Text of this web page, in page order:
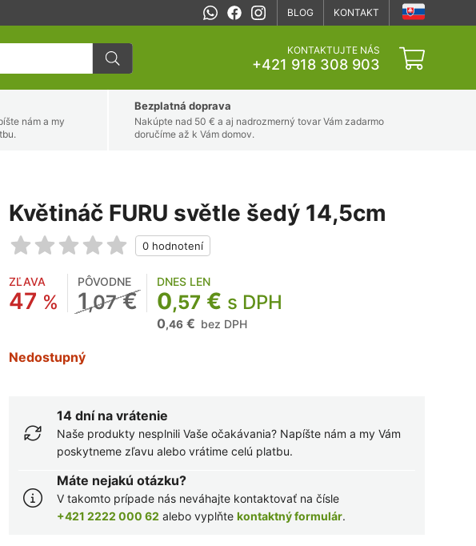
BLOG
KONTAKT
KONTAKTUJTE NÁS
+421 918 308 903
nám a my
Bezplatná doprava
Nakúpte nad 50 € a aj nadrozmerný tovar Vám zadarmo
doručíme až k Vám domov.
Květináč FURU světle šedý 14,5cm
ZĽAVA
47 %
PÔVODNE
1,07€
DNES LEN
0,57 € s DPH
0,46 € bez DPH
Nedostupný
14 dní na vrátenie
Naše produkty nesplnili Vaše očakávania? Napíšte nám a my Vám
poskytneme zľavu alebo vrátime celú platbu.
Máte nejakú otázku?
V takomto prípade nás neváhajte kontaktovať na čísle
+421 2222 000 62 alebo vyplňte kontaktný formulár.